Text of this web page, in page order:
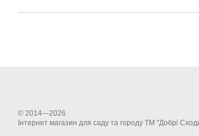
© 2014—2026
Інтернет магазин для саду та городу ТМ "Добрі